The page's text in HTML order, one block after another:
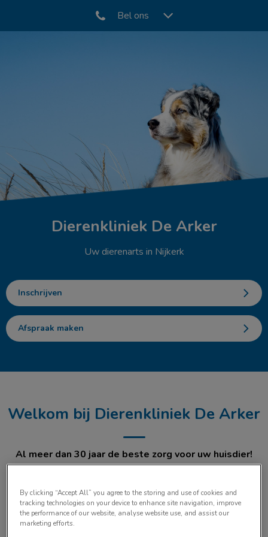
Bel ons
Dierenkliniek De Arker
Uw dierenarts in Nijkerk
Inschrijven
Afspraak maken
Welkom bij Dierenkliniek De Arker
Al meer dan 30 jaar de beste zorg voor uw huisdier!
Wat bieden wij u:
Aandacht voor mens en dier
By clicking “Accept All” you agree to the storing and use of cookies and
tracking technologies on your device to enhance site navigation, improve
the performance of our website, analyse website use, and assist our
marketing efforts.